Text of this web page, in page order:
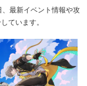
最新イベント情報や攻
ています。